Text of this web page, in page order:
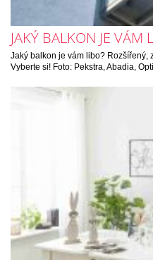
JAKÝ BALKON JE VÁM
Jaký balkon je vám libo? Rozšířený,
Vyberte si! Foto: Pekstra, Abadia,